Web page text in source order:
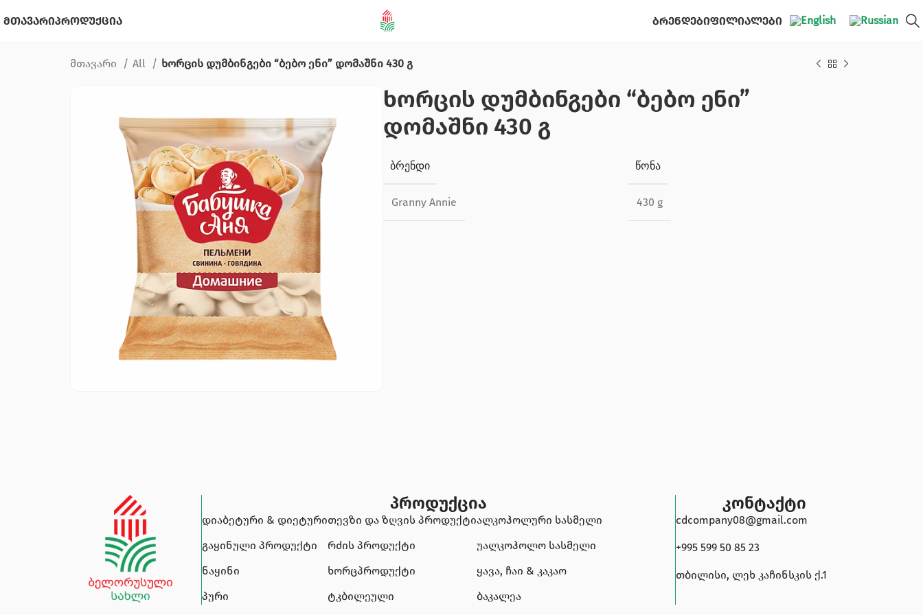
მთავარიპროდუქცია ბრენდებიფილიალები
მთავარი All ხორცის დუმბინგები “ბებო ენი” დომაშნი 430 გ
ხორცის დუმბინგები “ბებო ენი”
დომაშნი 430 გ
ᲑᲠᲔᲜᲓᲘ
Granny Annie
ᲬᲝᲜᲐ
430 g
პროდუქცია
დიაბეტური & დიეტური
გაყინული პროდუქტი
ნაყინი
პური
თევზი და ზღვის პროდუქტი
რძის პროდუქტი
ხორცპროდუქტი
ტკბილეული
ალკოჰოლური სასმელი
უალკოჰოლო სასმელი
ყავა, ჩაი & კაკაო
ბაკალეა
კონტაქტი
cdcompany08@gmail.com
+995 599 50 85 23
თბილისი, ლეხ კაჩინსკის ქ.1